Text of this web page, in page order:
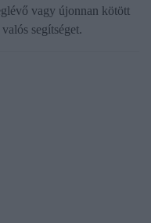
vagy újonnan kötött
segítséget.